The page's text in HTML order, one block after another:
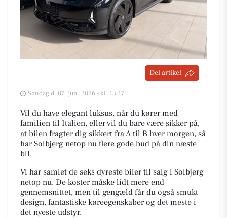
Del artikel
Søndag d. 07. jun. 2026 - kl. 13:17
Vil du have elegant luksus, når du kører med
familien til Italien, eller vil du bare være sikker på,
at bilen fragter dig sikkert fra A til B hver morgen, så
har Solbjerg netop nu flere gode bud på din næste
bil.
Vi har samlet de seks dyreste biler til salg i Solbjerg
netop nu. De koster måske lidt mere end
gennemsnittet, men til gengæld får du også smukt
design, fantastiske køreegenskaber og det meste i
det nyeste udstyr.